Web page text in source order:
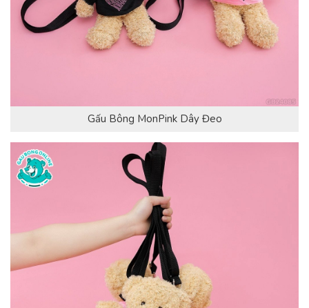
Gấu Bông MonPink Dây Đeo